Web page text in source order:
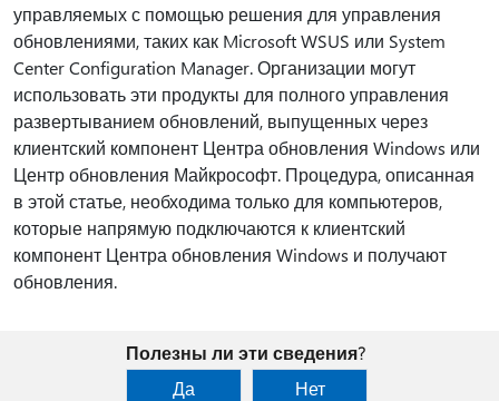
управляемых с помощью решения для управления
обновлениями, таких как Microsoft WSUS или System
Center Configuration Manager. Организации могут
использовать эти продукты для полного управления
развертыванием обновлений, выпущенных через
клиентский компонент Центра обновления Windows или
Центр обновления Майкрософт. Процедура, описанная
в этой статье, необходима только для компьютеров,
которые напрямую подключаются к клиентский
компонент Центра обновления Windows и получают
обновления.
Полезны ли эти сведения?
Да
Нет